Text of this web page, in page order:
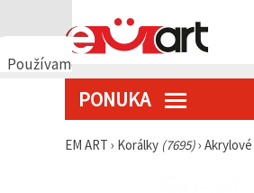
Používame
PONUKA
EM ART › Korálky (7695)›